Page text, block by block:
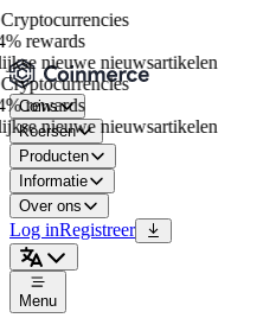
rewards
nieuwe nieuwsartikelen
rewards
nieuwe nieuwsartikelen
Coins
Koersen
Producten
Informatie
Over ons
Log inRegistreer
Menu